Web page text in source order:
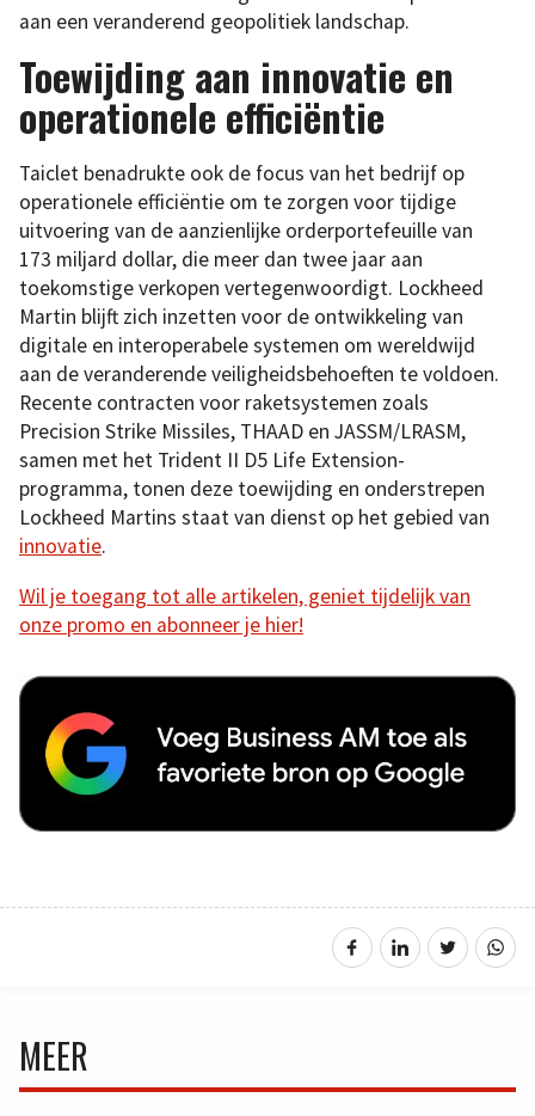
aan een veranderend geopolitiek landschap.
Toewijding aan innovatie en
operationele efficiëntie
Taiclet benadrukte ook de focus van het bedrijf op
operationele efficiëntie om te zorgen voor tijdige
uitvoering van de aanzienlijke orderportefeuille van
173 miljard dollar, die meer dan twee jaar aan
toekomstige verkopen vertegenwoordigt. Lockheed
Martin blijft zich inzetten voor de ontwikkeling van
digitale en interoperabele systemen om wereldwijd
aan de veranderende veiligheidsbehoeften te voldoen.
Recente contracten voor raketsystemen zoals
Precision Strike Missiles, THAAD en JASSM/LRASM,
samen met het Trident II D5 Life Extension-
programma, tonen deze toewijding en onderstrepen
Lockheed Martins staat van dienst op het gebied van
innovatie.
Wil je toegang tot alle artikelen, geniet tijdelijk van
onze promo en abonneer je hier!
MEER